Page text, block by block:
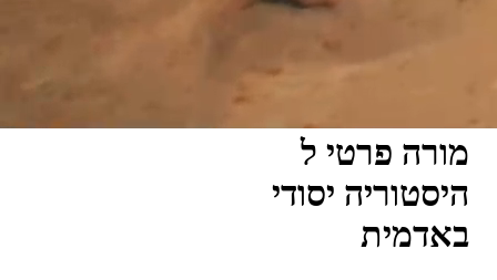
מורה פרטי ל
היסטוריה יסודי
באדמית